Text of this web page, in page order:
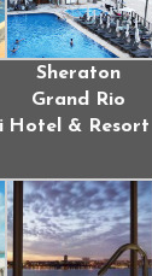
Sheraton
Grand Rio
Hotel & Resort